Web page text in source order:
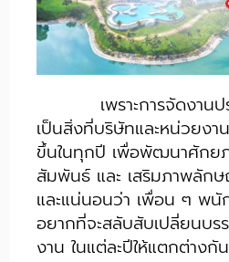
เพราะการจัดงานปร
เป็นสิ่งที่บริษัทและหน่วยง
ขึ้นในทุกปี เพื่อพัฒนาศักย
สัมพันธ์ และ เสริมภาพลัก
และแน่นอนว่า เพื่อน ๆ พนั
อยากที่จะสลับสับเปลี่ยนบร
งาน ในแต่ละปีให้แตกต่างกัน